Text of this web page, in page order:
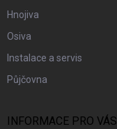
Hnojiva
Osiva
Instalace a servis
Půjčovna
INFORMACE PRO VÁS